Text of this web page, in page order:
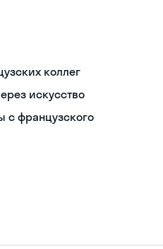
коллег
искусство
с французского